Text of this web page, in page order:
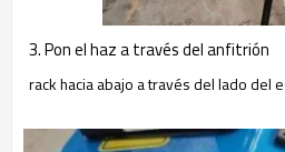
3. Pon el haz a través del anfitrión
rack hacia abajo a través del lado del